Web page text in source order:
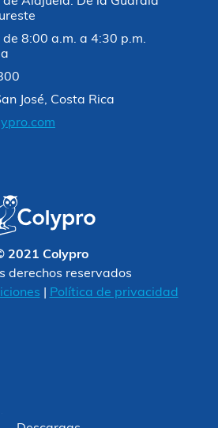
de 8:00 a.m. a 4:30 p.m.
José, Costa Rica
2021 Colypro
derechos reservados
Política de privacidad